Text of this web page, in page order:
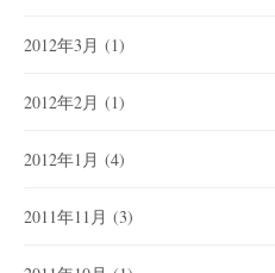
2012年3月 (1)
2012年2月 (1)
2012年1月 (4)
2011年11月 (3)